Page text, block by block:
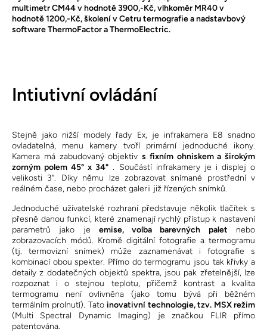
multimetr CM44 v hodnotě 3900,-Kč, vlhkoměr MR40 v
hodnotě 1200,-Kč, školení v Cetru termografie a nadstavbový
software ThermoFactor a ThermoElectric.
Intiutivní ovládání
Stejně jako nižší modely řady Ex, je infrakamera E8 snadno
ovladatelná, menu kamery tvoří primární jednoduché ikony.
Kamera má zabudovaný objektiv s fixním ohniskem a širokým
zorným polem 45° x 34° . Součástí infrakamery je i displej o
velikosti 3“. Díky němu lze zobrazovat snímané prostřední v
reálném čase, nebo procházet galerii již řízených snímků.
Jednoduché uživatelské rozhraní představuje několik tlačítek s
přesně danou funkcí, které znamenají rychlý přístup k nastavení
parametrů jako je emise, volba barevných palet nebo
zobrazovacích módů. Kromě digitální fotografie a termogramu
(tj. termovizní snímek) může zaznamenávat i fotografie s
kombinací obou spekter. Přímo do termogramu jsou tak křivky a
detaily z dodatečných objektů spektra, jsou pak zřetelnější, lze
rozpoznat i o stejnou teplotu, přičemž kontrast a kvalita
termogramu není ovlivněna (jako tomu bývá při běžném
termálním prolnutí). Tato inovativní technologie, tzv. MSX režim
(Multi Spectral Dynamic Imaging) je značkou FLIR přímo
patentována.